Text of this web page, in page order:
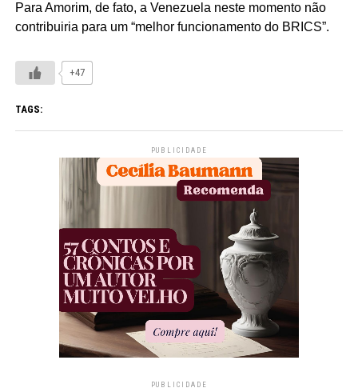
Para Amorim, de fato, a Venezuela neste momento não
contribuiria para um “melhor funcionamento do BRICS”.
+47
TAGS:
PUBLICIDADE
PUBLICIDADE